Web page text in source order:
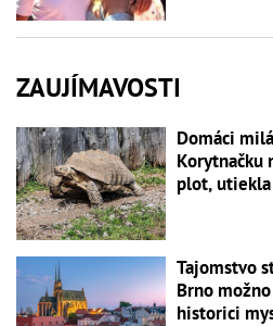
ZAUJÍMAVOSTI
Domáci
Korytnačku
plot,
Tajomstvo
Brno
historici